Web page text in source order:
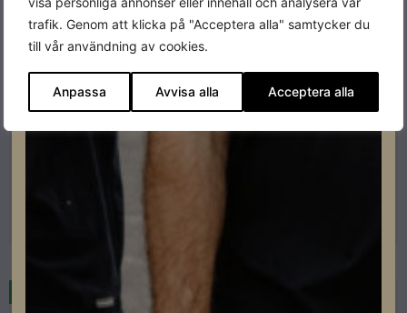
trafik. Genom att klicka på "Acceptera alla" samtycker du
till vår användning av cookies.
Anpassa Avvisa alla Acceptera alla
Falsat plåttak Nordmount
Lev. artikelnummer: 1621-50
Artikelnummer: 504062
Läs mer